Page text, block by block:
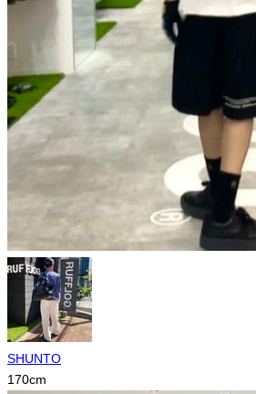
SHUNTO
170cm